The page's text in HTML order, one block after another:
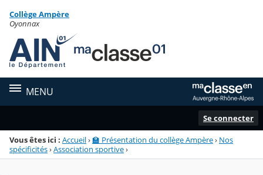
Menu de la rubrique
Contenu
Collège Ampère
Oyonnax
MENU
Se connecter
Vous êtes ici : Accueil›🏫 Présentation du collège Ampère› Nos
spécificités›Association sportive›